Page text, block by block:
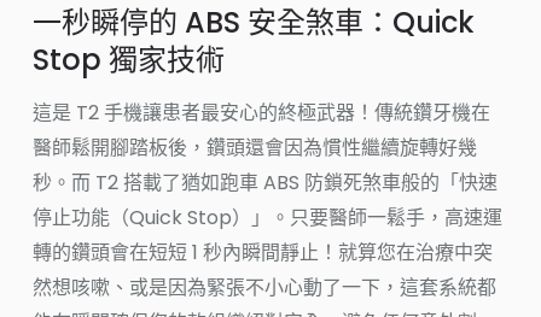
一秒瞬停的 ABS 安全煞車：Quick
Stop 獨家技術
這是 T2 手機讓患者最安心的終極武器！傳統鑽牙機在
醫師鬆開腳踏板後，鑽頭還會因為慣性繼續旋轉好幾
秒。而 T2 搭載了猶如跑車 ABS 防鎖死煞車般的「快速
停止功能（Quick Stop）」。只要醫師一鬆手，高速運
轉的鑽頭會在短短 1 秒內瞬間靜止！就算您在治療中突
然想咳嗽、或是因為緊張不小心動了一下，這套系統都